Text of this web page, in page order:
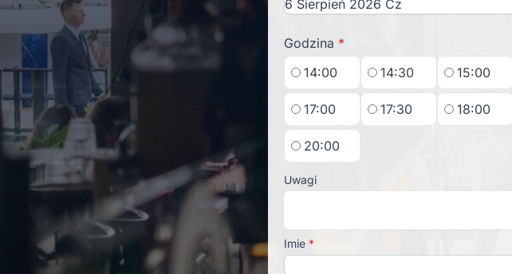
Godzina *
14:00
14:30 15:00
17:00 17:30 18:00
20:00
Uwagi
Imie *